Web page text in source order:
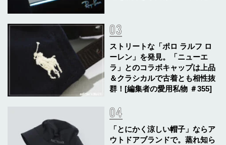
ストリートな「ポロ ラルフ ロ
ーレン」を発見。「ニューエ
ラ」とのコラボキャップは上品
＆クラシカルで古着とも相性抜
群！[編集者の愛用私物 ＃355]
「とにかく涼しい帽子」ならア
ウトドアブランドで。蒸れ知ら